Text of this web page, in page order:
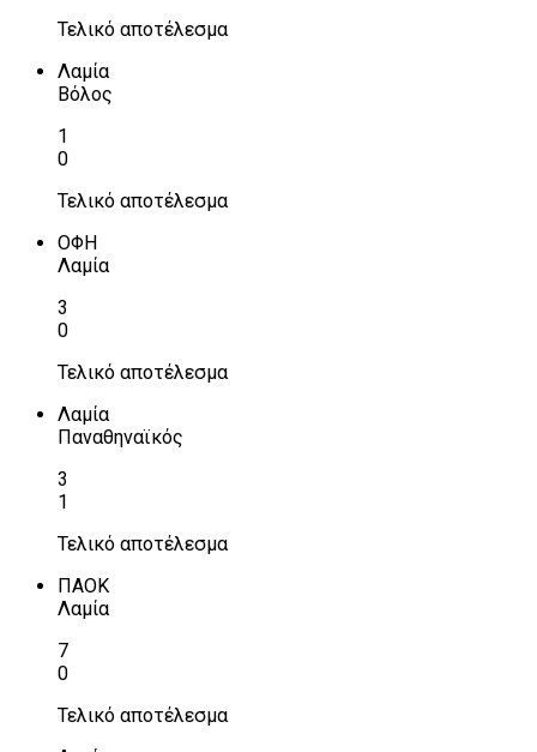
Τελικό αποτέλεσμα
Λαμία
Βόλος
1
0
Τελικό αποτέλεσμα
ΟΦΗ
Λαμία
3
0
Τελικό αποτέλεσμα
Λαμία
Παναθηναϊκός
3
1
Τελικό αποτέλεσμα
ΠΑΟΚ
Λαμία
7
0
Τελικό αποτέλεσμα